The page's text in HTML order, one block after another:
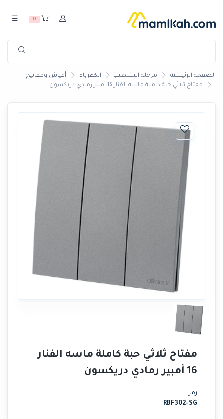
0
☰
الصفحة الرئيسية مرحلة التشطيب الكهرباء
أفياش ومفاتيح
مفتاح ثلاثي حبة كاملة ماسه الفنار 16 أمبير رمادي دريكسون
مفتاح ثلاثي حبة كاملة ماسه الفنار
16 أمبير رمادي دريكسون
رمز :
RBF302-SG